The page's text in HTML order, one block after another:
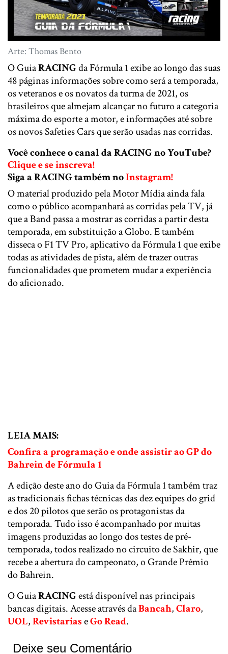
Arte: Thomas Bento
O GuiaRACINGda Fórmula 1 exibe ao longo das suas
48 páginas informações sobre como será a temporada,
os veteranos e os novatos da turma de 2021, os
brasileiros que almejam alcançar no futuro a categoria
máxima do esporte a motor, e informações até sobre
os novos Safeties Cars que serão usadas nas corridas.
Você conhece o canal da RACING no YouTube?
Clique e se inscreva!
Siga a RACING também noInstagram!
O material produzido pela Motor Mídia ainda fala
como o público acompanhará as corridas pela TV, já
que a Band passa a mostrar as corridas a partir desta
temporada, em substituição a Globo. E também
disseca o F1 TV Pro, aplicativo da Fórmula 1 que exibe
todas as atividades de pista, além de trazer outras
funcionalidades que prometem mudar a experiência
do aficionado.
LEIA MAIS:
Confira a programação e onde assistir ao GP do
Bahrein de Fórmula 1
A edição deste ano do Guia da Fórmula 1 também traz
as tradicionais fichas técnicas das dez equipes do grid
e dos 20 pilotos que serão os protagonistas da
temporada. Tudo isso é acompanhado por muitas
imagens produzidas ao longo dos testes de pré-
temporada, todos realizado no circuito de Sakhir, que
recebe a abertura do campeonato, o Grande Prêmio
do Bahrein.
O GuiaRACINGestá disponível nas principais
bancas digitais. Acesse através daBancah,Claro,
UOL,RevistariaseGo Read.
Deixe seu Comentário